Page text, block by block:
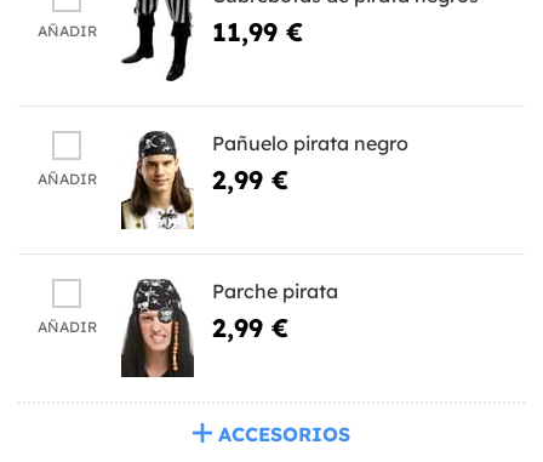
AÑADIR 11,99 €
AÑADIR
Pañuelo pirata negro
2,99 €
AÑADIR
Parche pirata
2,99 €
ACCESORIOS